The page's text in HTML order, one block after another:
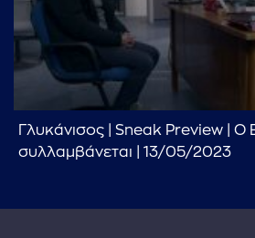
Γλυκάνισος | Sneak Preview | Ο
συλλαμβάνεται | 13/05/2023